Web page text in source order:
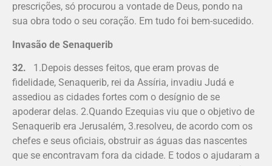
prescrições, só procurou a vontade de Deus, pondo na
sua obra todo o seu coração. Em tudo foi bem-sucedido.
Invasão de Senaquerib
32. 1.Depois desses feitos, que eram provas de
fidelidade, Senaquerib, rei da Assíria, invadiu Judá e
assediou as cidades fortes com o desígnio de se
apoderar delas. 2.Quando Ezequias viu que o objetivo de
Senaquerib era Jerusalém, 3.resolveu, de acordo com os
chefes e seus oficiais, obstruir as águas das nascentes
que se encontravam fora da cidade. E todos o ajudaram a